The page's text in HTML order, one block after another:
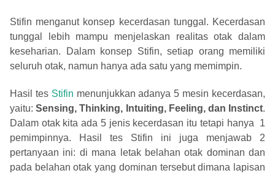
Stifin menganut konsep kecerdasan tunggal. Kecerdasan
tunggal lebih mampu menjelaskan realitas otak dalam
keseharian. Dalam konsep Stifin, setiap orang memiliki
seluruh otak, namun hanya ada satu yang memimpin.
Hasil tes Stifin menunjukkan adanya 5 mesin kecerdasan,
yaitu:Sensing, Thinking, Intuiting, Feeling, dan Instinct.
Dalam otak kita ada 5 jenis kecerdasan itu tetapi hanya 1
pemimpinnya. Hasil tes Stifin ini juga menjawab 2
pertanyaan ini: di mana letak belahan otak dominan dan
pada belahan otak yang dominan tersebut dimana lapisan